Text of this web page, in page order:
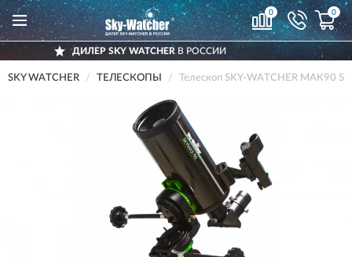
0 0
В РОССИИ ДОСТАВИМ
SKY WATCHER ТЕЛЕСКОПЫ Телескоп SKY-WATCHER MAK90